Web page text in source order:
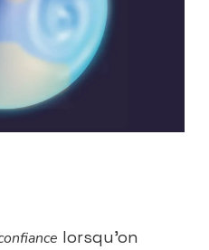
lorsqu’on